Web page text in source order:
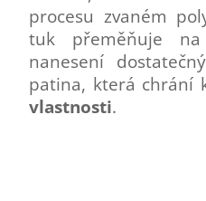
procesu zvaném
tuk přeměňuje
nanesení
patina, která chrání
vlastnosti.